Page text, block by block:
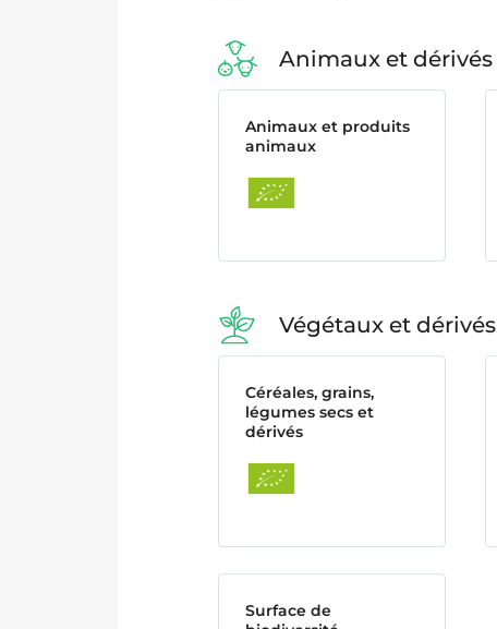
Animaux et dérivés
Animaux et produits
animaux
Végétaux et dérivés
Céréales, grains,
légumes secs et
dérivés
Surface de